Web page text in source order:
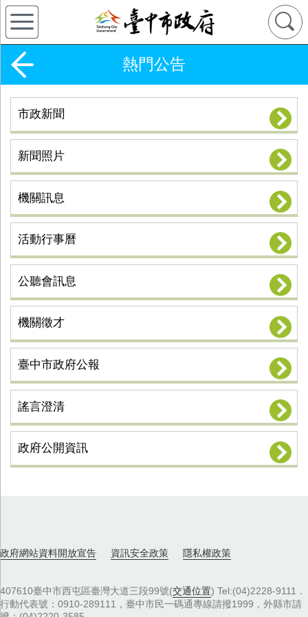
熱門公告
市政新聞
新聞照片
機關訊息
活動行事曆
公聽會訊息
機關徵才
臺中市政府公報
謠言澄清
政府公開資訊
政府網站資料開放宣告 資訊安全政策 隱私權政策
407610臺中市西屯區臺灣大道三段99號(交通位置) Tel:(04)2228-9111．
行動代表號：0910-289111，臺中市民一碼通專線請撥1999，外縣市請